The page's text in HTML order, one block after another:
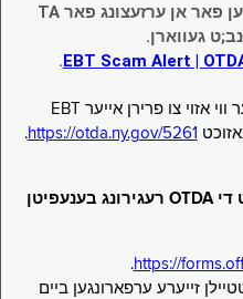
הויזגעזינדער קענען נאכאלץ אפּלייען פאר אן ערזעצונג פאר TA
געווארן.
EBT Scam Alert |
.
באשיצן אייער בענעפיטן לערנט איבער ווי אזוי צו פרירן אייער EBT
https://otda.ny.gov/5261
.
מיר ווילן הערן אייער מיינונג! נעמט די OTDA רעגירונג בענעפיטן
https://
.
זייערע ערפארונגען ביים